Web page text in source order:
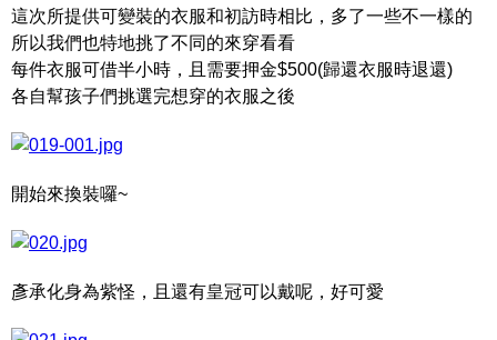
這次所提供可變裝的衣服和初訪時相比，多了一些不一樣的
所以我們也特地挑了不同的來穿看看
每件衣服可借半小時，且需要押金$500(歸還衣服時退還)
各自幫孩子們挑選完想穿的衣服之後
開始來換裝囉~
彥承化身為紫怪，且還有皇冠可以戴呢，好可愛